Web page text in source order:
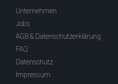
Unternehmen
Jobs
AGB & Datenschutzerklärung
FAQ
Datenschutz
Impressum